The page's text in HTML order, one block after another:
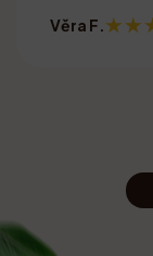
Věra F.